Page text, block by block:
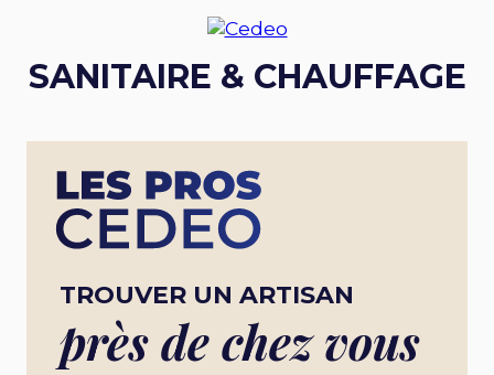
SANITAIRE & CHAUFFAGE
TROUVER UN ARTISAN
près de chez vous